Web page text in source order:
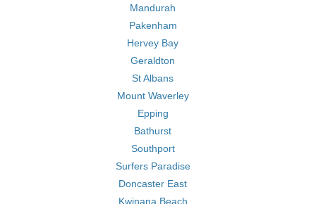
Mandurah
Pakenham
Hervey Bay
Geraldton
St Albans
Mount Waverley
Epping
Bathurst
Southport
Surfers Paradise
Doncaster East
Kwinana Beach